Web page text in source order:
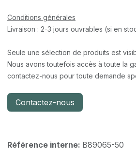
Conditions générales
Livraison : 2-3 jours ouvrables (si en
Seule une sélection de produits est
Nous avons toutefois accès à toute la
contactez-nous pour toute demande
Contactez-nous
Référence interne: B89065-50